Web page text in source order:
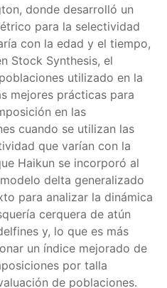
donde desarrolló un
para la selectividad
con la edad y el tiempo,
Stock Synthesis, el
utilizado en la
mejores prácticas para
en las
cuando se utilizan las
que varían con la
Haikun se incorporó al
delta generalizado
para analizar la dinámica
cerquera de atún
y, lo que es más
un índice mejorado de
por talla
de poblaciones.